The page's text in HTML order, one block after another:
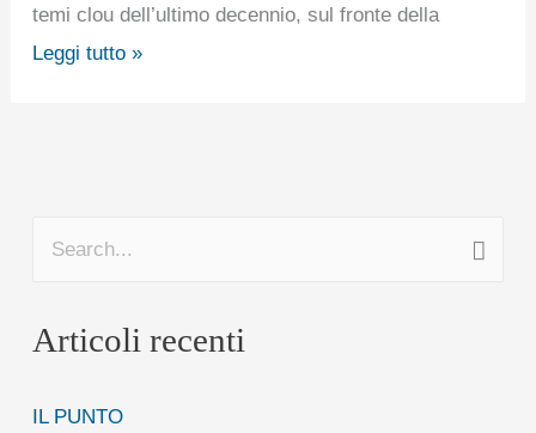
temi clou dell’ultimo decennio, sul fronte della
Leggi tutto »
r
a
Articoli recenti
IL PUNTO